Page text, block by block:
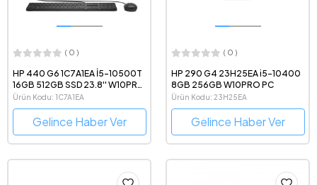
( 0 )
HP 440 G6 1C7A1EA İ5-10500T
16GB 512GB SSD 23.8'' W10PRO
AIO
Ürün Kodu: 1C7A1EA
Gelince Haber Ver
( 0 )
HP 290 G4 23H25EA i5-10400
8GB 256GB W10PRO PC
Ürün Kodu: 23H25EA
Gelince Haber Ver